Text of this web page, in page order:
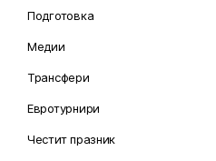
Подготовка
Медии
Трансфери
Евротурнири
Честит празник